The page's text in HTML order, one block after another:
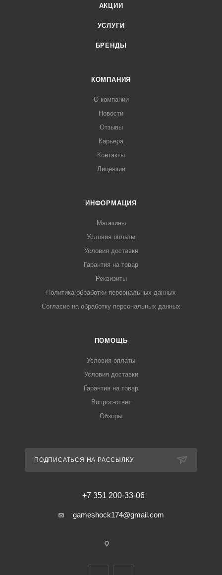
АКЦИИ
УСЛУГИ
БРЕНДЫ
КОМПАНИЯ
О компании
Новости
Отзывы
Карьера
Контакты
Лицензии
ИНФОРМАЦИЯ
Магазины
Условия оплаты
Условия доставки
Гарантия на товар
Реквизиты
Политика обработки персональных данных
Согласие на обработку персональных данных
ПОМОЩЬ
Условия оплаты
Условия доставки
Гарантия на товар
Вопрос-ответ
Обзоры
ПОДПИСАТЬСЯ НА РАССЫЛКУ
+7 351 200-33-06
gameshock174@gmail.com